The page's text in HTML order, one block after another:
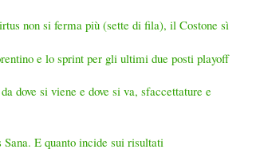
non si ferma più (sette di fila), il Costone sì
e lo sprint per gli ultimi due posti playoff
dove si viene e dove si va, sfaccettature e
E quanto incide sui risultati